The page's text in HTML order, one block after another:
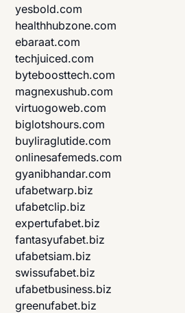
yesbold.com
healthhubzone.com
ebaraat.com
techjuiced.com
byteboosttech.com
magnexushub.com
virtuogoweb.com
biglotshours.com
buyliraglutide.com
onlinesafemeds.com
gyanibhandar.com
ufabetwarp.biz
ufabetclip.biz
expertufabet.biz
fantasyufabet.biz
ufabetsiam.biz
swissufabet.biz
ufabetbusiness.biz
greenufabet.biz